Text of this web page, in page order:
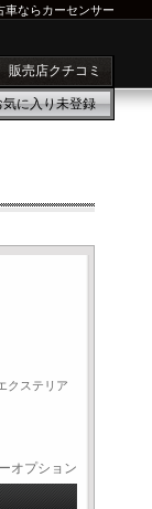
車ならカーセンサー
販売店クチコミ
気に入り未登録
クステリア
オプション